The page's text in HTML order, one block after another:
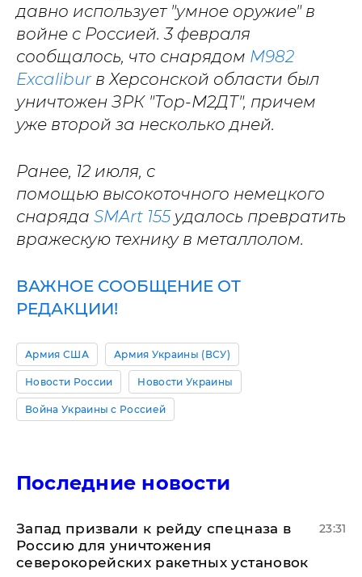
давно использует "умное оружие" в
войне с Россией. 3 февраля
сообщалось, что снарядом M982
Excalibur в Херсонской области был
уничтожен ЗРК "Тор-М2ДТ", причем
уже второй за несколько дней.
Ранее, 12 июля, с
помощью высокоточного немецкого
снаряда SMArt 155удалось превратить
вражескую технику в металлолом.
ВАЖНОЕ СООБЩЕНИЕ ОТ
РЕДАКЦИИ!
Армия США Армия Украины (ВСУ)
Новости России Новости Украины
Война Украины с Россией
Последние новости
Запад призвали к рейду спецназа в
Россию для уничтожения
северокорейских ракетных установок
23:31